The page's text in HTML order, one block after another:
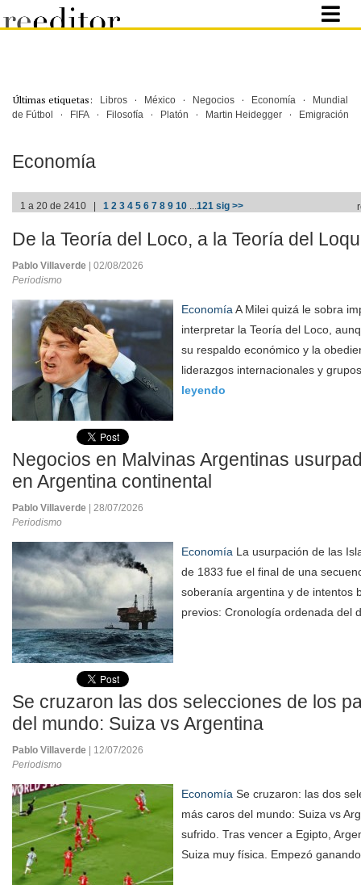
Últimas etiquetas: Libros · México · Negocios · Economía ·
Mundial
de Fútbol
· FIFA · Filosofía · Platón · Martin Heidegger · Emigración
Economía
1 a 20 de 2410 | 1 2 3 4 5 6 7 8 9 10 ...121 sig >>
De la Teoría del Loco, a la Teoría del
Pablo Villaverde
| 02/08/2026
Periodismo
Economía A Milei quizá le sobra
interpretar la Teoría del Loco,
su respaldo económico y la
liderazgos internacionales y
leyendo
Negocios en Malvinas Argentinas
en Argentina continental
Pablo Villaverde
| 28/07/2026
Periodismo
Economía La usurpación de las
de 1833 fue el final de una
soberanía argentina y de intentos
previos: Cronología ordenada del
Se cruzaron las dos selecciones de los
del mundo: Suiza vs Argentina
Pablo Villaverde
| 12/07/2026
Periodismo
Economía Se cruzaron: las dos
más caros del mundo: Suiza vs
sufrido. Tras vencer a Egipto,
Suiza muy física. Empezó